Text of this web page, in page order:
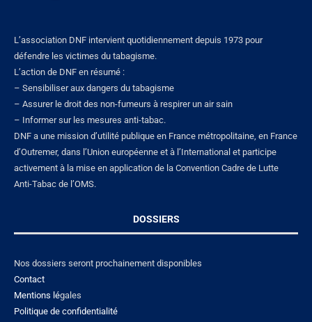
L’association DNF intervient quotidiennement depuis 1973 pour
défendre les victimes du tabagisme.
L’action de DNF en résumé :
– Sensibiliser aux dangers du tabagisme
– Assurer le droit des non-fumeurs à respirer un air sain
– Informer sur les mesures anti-tabac.
DNF a une mission d’utilité publique en France métropolitaine, en France
d’Outremer, dans l’Union européenne et à l’International et participe
activement à la mise en application de la Convention Cadre de Lutte
Anti-Tabac de l’OMS.
DOSSIERS
Nos dossiers seront prochainement disponibles
Contact
Mentions légales
Politique de confidentialité